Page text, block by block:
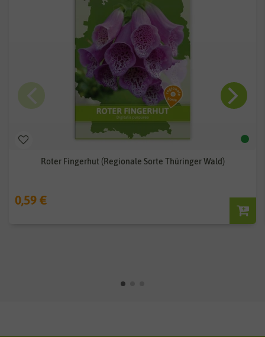
Roter Fingerhut (Regionale Sorte Thüringer Wald)
0,59 €